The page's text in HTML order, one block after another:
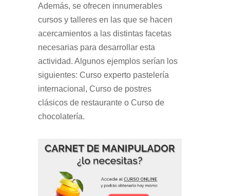
Además, se ofrecen innumerables
cursos y talleres en las que se hacen
acercamientos a las distintas facetas
necesarias para desarrollar esta
actividad. Algunos ejemplos serían los
siguientes: Curso experto pastelería
internacional, Curso de postres
clásicos de restaurante o Curso de
chocolatería.